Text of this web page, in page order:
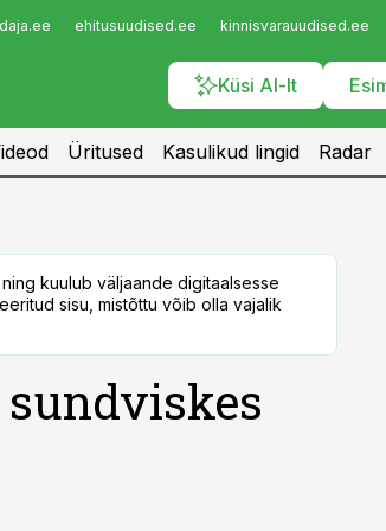
ehitusuudised.ee kinnisvarauudised.ee
Küsi AI-lt
Üritused Kasulikud lingid Radar
kuulub väljaande digitaalsesse
sisu, mistõttu võib olla vajalik